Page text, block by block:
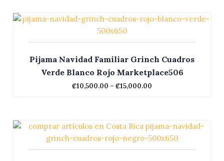
Pijama Navidad Familiar Grinch Cuadros
Verde Blanco Rojo Marketplace506
₡10,500.00 – ₡15,000.00